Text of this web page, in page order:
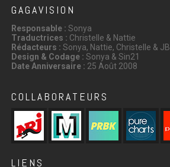
GAGAVISION
Responsable : Sonya
Traductrices : Christelle & Nattie
Rédacteurs : Sonya, Nattie, Christelle & JB
Design & Codage : Sonya & Sin21
Date Anniversaire : 25 Août 2008
COLLABORATEURS
LIENS